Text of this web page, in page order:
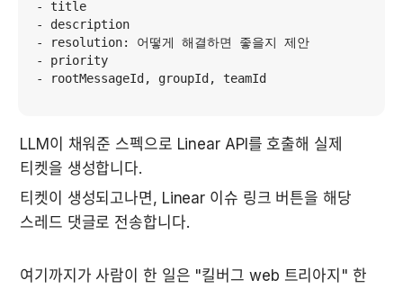
- title
- description
- resolution: 어떻게 해결하면 좋을지 제안
- priority
- rootMessageId, groupId, teamId
LLM이 채워준 스펙으로 Linear API를 호출해 실제
티켓을 생성합니다.
티켓이 생성되고나면, Linear 이슈 링크 버튼을 해당
스레드 댓글로 전송합니다.
여기까지가 사람이 한 일은 "킬버그 web 트리아지" 한